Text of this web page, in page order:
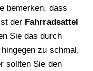
bemerken, dass
der Fahrradsattel
Sie das durch
zu schmal,
sollten Sie den